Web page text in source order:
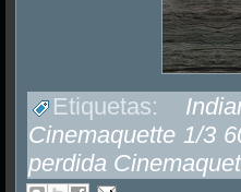
Etiquetas:
Cinemaquette 1/3
perdida